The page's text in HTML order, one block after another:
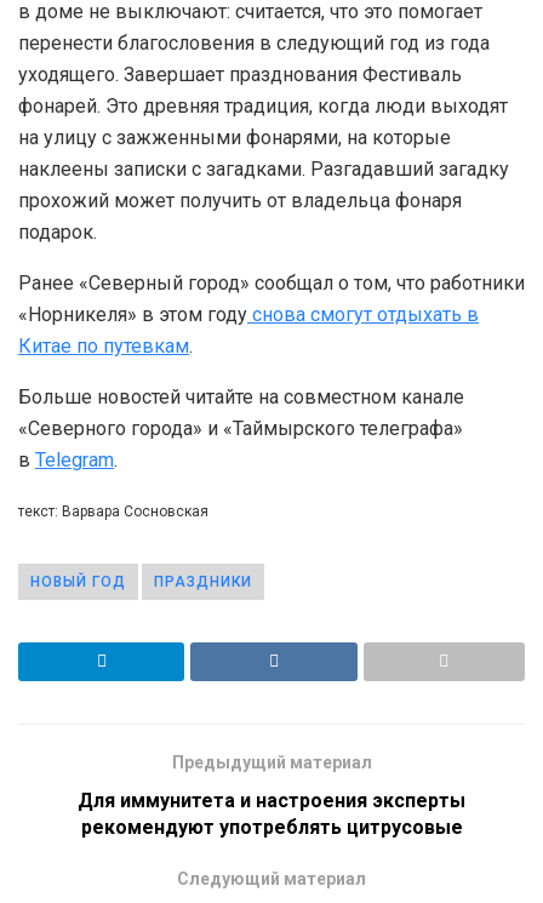
в доме не выключают: считается, что это помогает
перенести благословения в следующий год из года
уходящего. Завершает празднования Фестиваль
фонарей. Это древняя традиция, когда люди выходят
на улицу с зажженными фонарями, на которые
наклеены записки с загадками. Разгадавший загадку
прохожий может получить от владельца фонаря
подарок.
Ранее «Северный город» сообщал о том, что работники
«Норникеля» в этом году снова смогут отдыхать в
Китае по путевкам.
Больше новостей читайте на совместном канале
«Северного города» и «Таймырского телеграфа»
в Telegram.
текст: Варвара Сосновская
НОВЫЙ ГОД ПРАЗДНИКИ
Предыдущий материал
Для иммунитета и настроения эксперты
рекомендуют употреблять цитрусовые
Следующий материал